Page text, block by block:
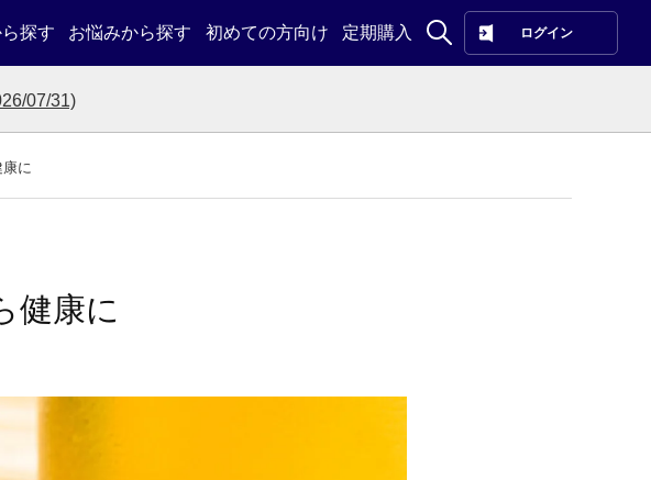
探す お悩みから探す 初めての方向け 定期購入 ログイン
07/31)
に
健康に